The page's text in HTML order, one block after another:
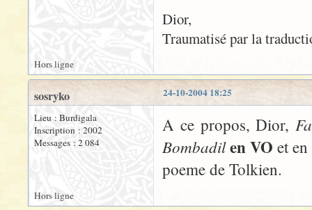
Dior,
Traumatisé par la
Hors ligne
24-10-2004 18:25
sosryko
Lieu : Burdigala
Inscription : 2002
Messages : 2 084
A ce propos, Dior,
Bombadilen VO et
poeme de Tolkien.
Hors ligne